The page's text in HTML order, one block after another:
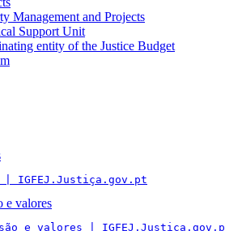
Management and Projects
Support Unit
entity of the Justice Budget
| IGFEJ.Justiça.gov.pt
e valores
e valores |